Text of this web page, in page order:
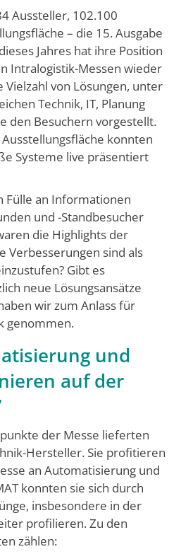
Aussteller, 102.100
– die 15. Ausgabe
Jahres hat ihre Position
Intralogistik-Messen wieder
von Lösungen, unter
Technik, IT, Planung
den Besuchern vorgestellt.
konnten
Systeme live präsentiert
Fülle an Informationen
und -Standbesucher
die Highlights der
Verbesserungen sind als
Gibt es
neue Lösungsansätze
wir zum Anlass für
genommen.
und
auf der
der Messe lieferten
Hersteller. Sie profitieren
an Automatisierung und
konnten sie sich durch
insbesondere in der
profilieren. Zu den
zählen: